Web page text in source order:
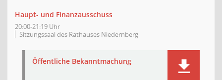
Haupt- und Finanzausschuss
20:00-21:19 Uhr
Sitzungssaal des Rathauses Niedernberg
Öffentliche Bekanntmachung